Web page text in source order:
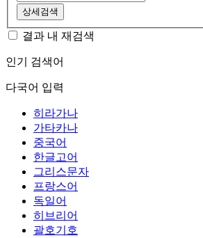
상세검색
결과 내 재검색
인기 검색어
다국어 입력
히라가나
가타카나
중국어
한글고어
그리스문자
프랑스어
독일어
히브리어
괄호기호